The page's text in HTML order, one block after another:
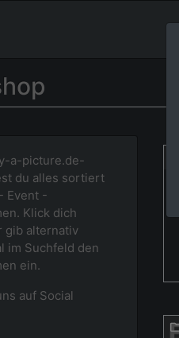
a-picture.de-
du alles sortiert
Event -
Klick dich
gib alternativ
im Suchfeld den
ein.
auf Social